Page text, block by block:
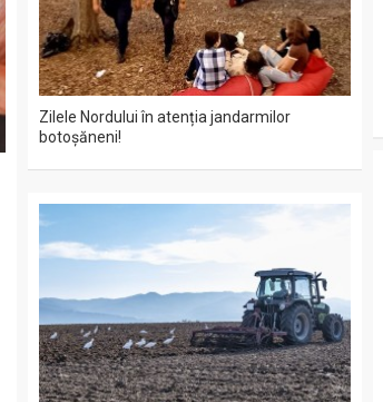
Zilele Nordului în atenția jandarmilor
botoșăneni!